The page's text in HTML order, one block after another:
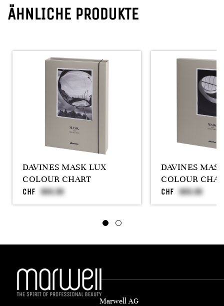
ÄHNLICHE PRODUKTE
DAVINES MASK LUX
COLOUR CHART
CHF
DAVINES
COLOUR
CHF
Marwell AG